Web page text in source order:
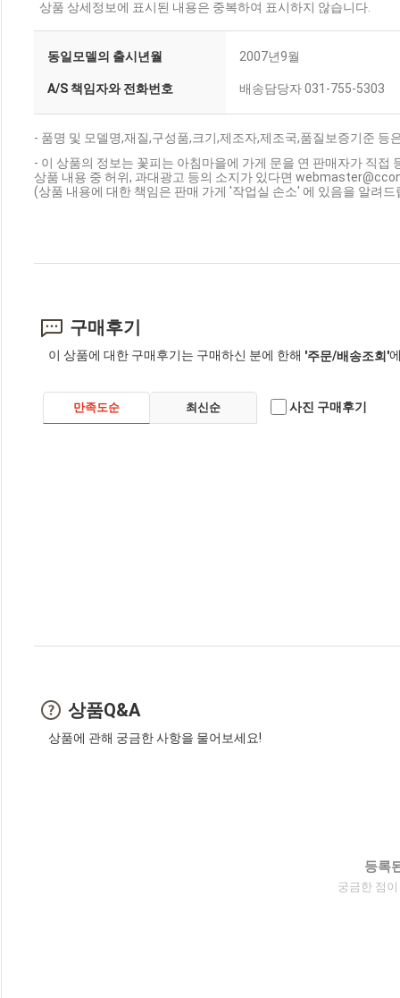
상품 상세정보에 표시된 내용은 중복하여 표시하지 않습니다.
동일모델의 출시년월 2007년9월
A/S 책임자와 전화번호 배송담당자 031-755-5303
- 품명 및 모델명,재질,구성품,크기,제조자,제조국,품질보증기준 등
- 이 상품의 정보는 꽃피는 아침마을에 가게 문을 연 판매자가 직접
상품 내용 중 허위, 과대광고 등의 소지가 있다면
(상품 내용에 대한 책임은 판매 가게 '작업실 손소' 에 있음을 알려드
구매후기
이 상품에 대한 구매후기는 구매하신 분에 한해 '주문/배송조회'
만족도순 최신순 사진 구매후기
상품Q&A
상품에 관해 궁금한 사항을 물어보세요!
등록
궁금한 점